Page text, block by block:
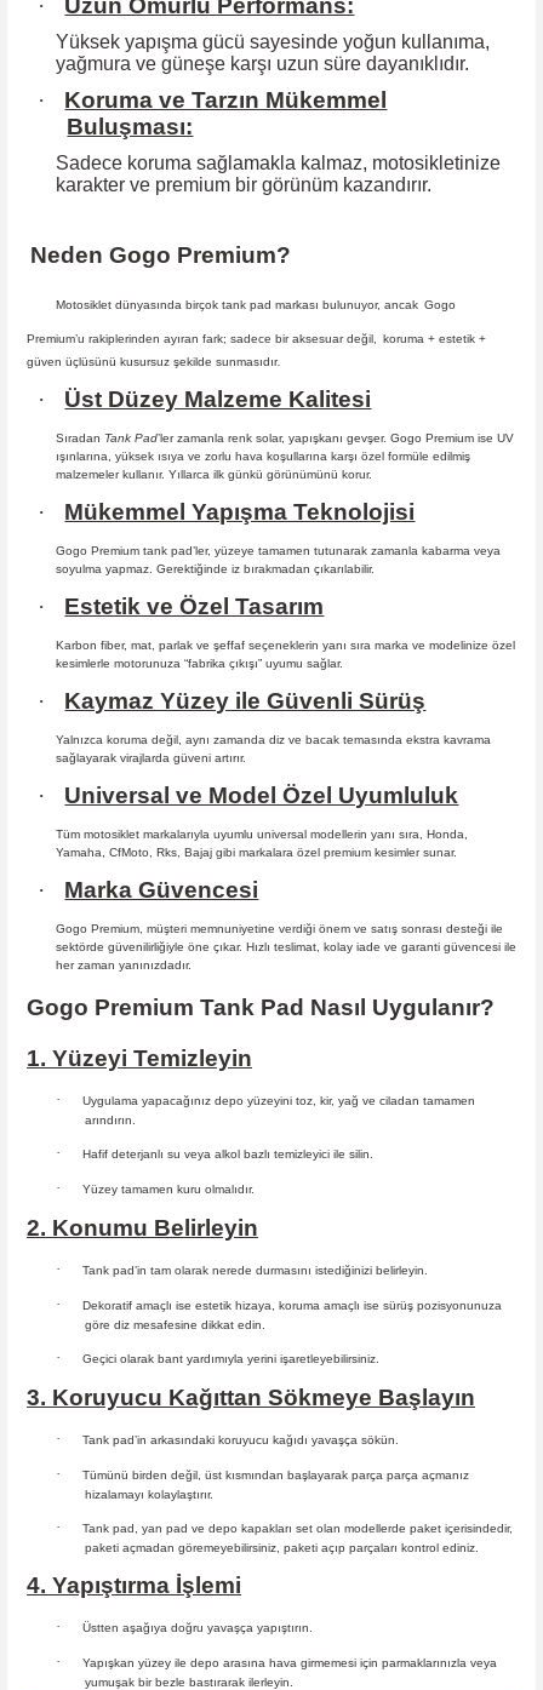
· Uzun Ömürlü Performans:
Yüksek yapışma gücü sayesinde yoğun kullanıma,
yağmura ve güneşe karşı uzun süre dayanıklıdır.
·
Koruma ve Tarzın Mükemmel
Buluşması:
Sadece koruma sağlamakla kalmaz, motosikletinize
karakter ve premium bir görünüm kazandırır.
Neden Gogo Premium?
Motosiklet dünyasında birçok tank pad markası bulunuyor, ancak Gogo
Premium’u rakiplerinden ayıran fark; sadece bir aksesuar değil,
koruma + estetik +
güven üçlüsünü kusursuz şekilde sunmasıdır.
· Üst Düzey Malzeme Kalitesi
Sıradan Tank Pad’ler zamanla renk solar, yapışkanı gevşer. Gogo Premium ise UV
ışınlarına, yüksek ısıya ve zorlu hava koşullarına karşı özel formüle edilmiş
malzemeler kullanır. Yıllarca ilk günkü görünümünü korur.
· Mükemmel Yapışma Teknolojisi
Gogo Premium tank pad’ler, yüzeye tamamen tutunarak zamanla kabarma veya
soyulma yapmaz. Gerektiğinde iz bırakmadan çıkarılabilir.
· Estetik ve Özel Tasarım
Karbon fiber, mat, parlak ve şeffaf seçeneklerin yanı sıra marka ve modelinize özel
kesimlerle motorunuza “fabrika çıkışı” uyumu sağlar.
· Kaymaz Yüzey ile Güvenli Sürüş
Yalnızca koruma değil, aynı zamanda diz ve bacak temasında ekstra kavrama
sağlayarak virajlarda güveni artırır.
· Universal ve Model Özel Uyumluluk
Tüm motosiklet markalarıyla uyumlu universal modellerin yanı sıra, Honda,
Yamaha, CfMoto, Rks, Bajaj gibi markalara özel premium kesimler sunar.
· Marka Güvencesi
Gogo Premium, müşteri memnuniyetine verdiği önem ve satış sonrası desteği ile
sektörde güvenilirliğiyle öne çıkar. Hızlı teslimat, kolay iade ve garanti güvencesi ile
her zaman yanınızdadır.
Gogo Premium Tank Pad Nasıl Uygulanır?
1. Yüzeyi Temizleyin
·
Uygulama yapacağınız depo yüzeyini toz, kir, yağ ve ciladan tamamen
arındırın.
· Hafif deterjanlı su veya alkol bazlı temizleyici ile silin.
· Yüzey tamamen kuru olmalıdır.
2. Konumu Belirleyin
· Tank pad’in tam olarak nerede durmasını istediğinizi belirleyin.
· Dekoratif amaçlı ise estetik hizaya, koruma amaçlı ise sürüş pozisyonunuza
göre diz mesafesine dikkat edin.
· Geçici olarak bant yardımıyla yerini işaretleyebilirsiniz.
3. Koruyucu Kağıttan Sökmeye Başlayın
· Tank pad’in arkasındaki koruyucu kağıdı yavaşça sökün.
·
Tümünü birden değil, üst kısmından başlayarak parça parça açmanız
hizalamayı kolaylaştırır.
·
Tank pad, yan pad ve depo kapakları set olan modellerde paket içerisindedir,
paketi açmadan göremeyebilirsiniz, paketi açıp parçaları kontrol ediniz.
4. Yapıştırma İşlemi
· Üstten aşağıya doğru yavaşça yapıştırın.
·
Yapışkan yüzey ile depo arasına hava girmemesi için parmaklarınızla veya
yumuşak bir bezle bastırarak ilerleyin.